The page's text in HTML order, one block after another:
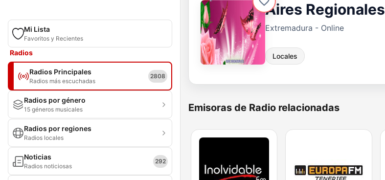
Mi Lista
Favoritos y Recientes
Radios
Radios Principales
Radios más escuchadas
2808
Radios por género
15 géneros musicales
Radios por regiones
Radios locales
Noticias
Radios noticiosas
292
Aires Regionales
Extremadura - Online
Locales
Emisoras de Radio relacionadas